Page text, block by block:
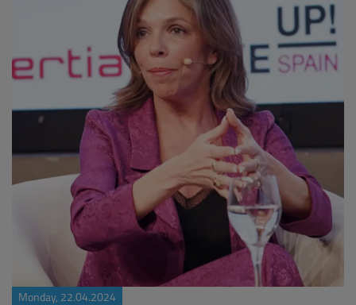
Monday, 22.04.2024